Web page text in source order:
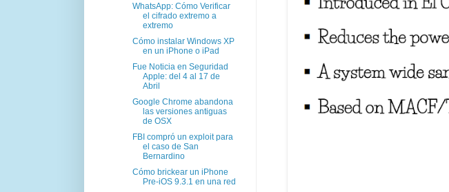
WhatsApp: Cómo Verificar
el cifrado extremo a
extremo
Cómo instalar Windows XP
en un iPhone o iPad
Fue Noticia en Seguridad
Apple: del 4 al 17 de
Abril
Google Chrome abandona
las versiones antiguas
de OSX
FBI compró un exploit para
el caso de San
Bernardino
Cómo brickear un iPhone
Pre-iOS 9.3.1 en una red